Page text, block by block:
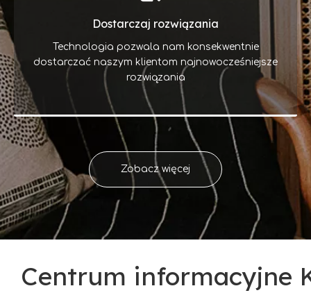
Dostarczaj rozwiązania
Technologia pozwala nam konsekwentnie
dostarczać naszym klientom najnowocześniejsze
rozwiązania
Zobacz więcej
Centrum informacyjne